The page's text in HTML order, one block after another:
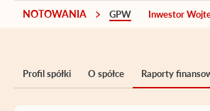
NOTOWANIA GPW Inwestor
Profil spółki O spółce Raporty